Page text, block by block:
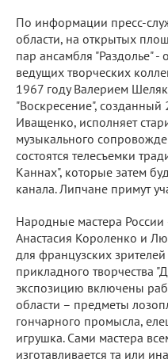
По информации пресс-
области, на открытых
пар ансамбля "Раздолье" -
ведущих творческих
1967 году Валерием
"Воскресение", созданный
Иващенко, исполняет
музыкального
состоятся телесъемки
Каннах", которые затем
канала. Липчане примут
Народные мастера России
Анастасия Короленко и
для французских
прикладного творчества
экспозицию включены
области – предметы
гончарного промысла,
игрушка. Сами мастера
изготавливается та или